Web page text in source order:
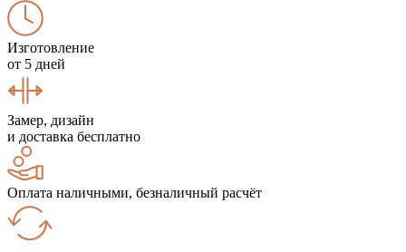
Изготовление
от 5 дней
Замер, дизайн
и доставка бесплатно
Оплата наличными, безналичный расчёт